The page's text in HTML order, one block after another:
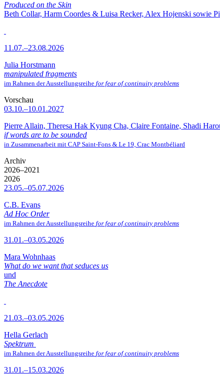
Produced on the Skin
Beth Collar, Harm Coordes & Luisa Recker, Alex Hojenski sowie
11.07.–23.08.2026
Julia Horstmann
manipulated fragments
im Rahmen der Ausstellungsreihe for fear of continuity problems
Vorschau
03.10.–10.01.2027
Pierre Allain, Theresa Hak Kyung Cha, Claire Fontaine, Shadi
if words are to be sounded
in Zusammenarbeit mit CAP Saint-Fons & Le 19, Crac Montbéliard
Archiv
2026–2021
2026
23.05.–05.07.2026
C.B. Evans
Ad Hoc Order
im Rahmen der Ausstellungsreihe for fear of continuity problems
31.01.–03.05.2026
Mara Wohnhaas
What do we want that seduces us
und
The Anecdote
21.03.–03.05.2026
Hella Gerlach
Spektrum
im Rahmen der Ausstellungsreihe for fear of continuity problems
31.01.–15.03.2026